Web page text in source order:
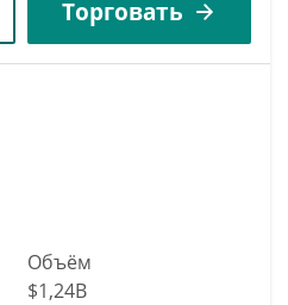
Торговать
Объём
$1,24B